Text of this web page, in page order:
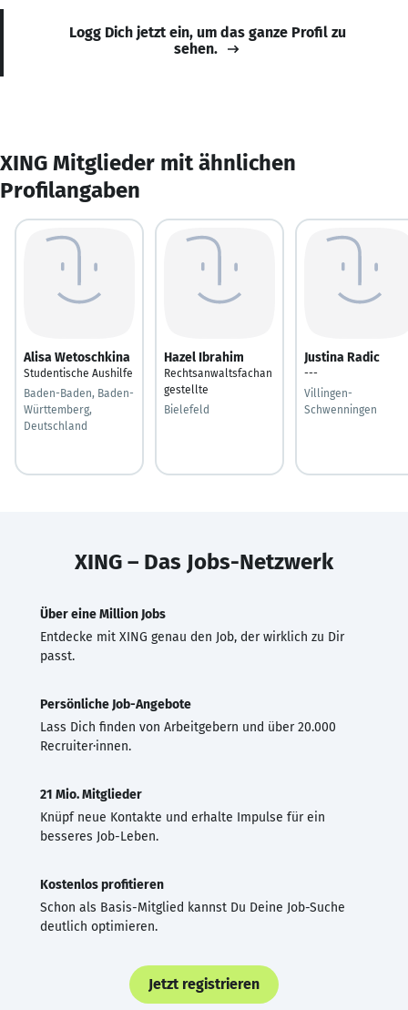
Logg Dich jetzt ein, um das ganze Profil zu
sehen.
XING Mitglieder mit ähnlichen
Profilangaben
Alisa Wetoschkina
Studentische Aushilfe
Baden-Baden, Baden-
Württemberg,
Deutschland
Hazel Ibrahim
Rechtsanwaltsfachan
gestellte
Bielefeld
Justina Radic
---
Villingen-
Schwenningen
XING – Das Jobs-Netzwerk
Über eine Million Jobs
Entdecke mit XING genau den Job, der wirklich zu Dir
passt.
Persönliche Job-Angebote
Lass Dich finden von Arbeitgebern und über 20.000
Recruiter·innen.
21 Mio. Mitglieder
Knüpf neue Kontakte und erhalte Impulse für ein
besseres Job-Leben.
Kostenlos profitieren
Schon als Basis-Mitglied kannst Du Deine Job-Suche
deutlich optimieren.
Jetzt registrieren